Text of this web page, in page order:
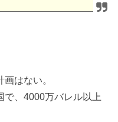
はない。
で、4000万バレル以上